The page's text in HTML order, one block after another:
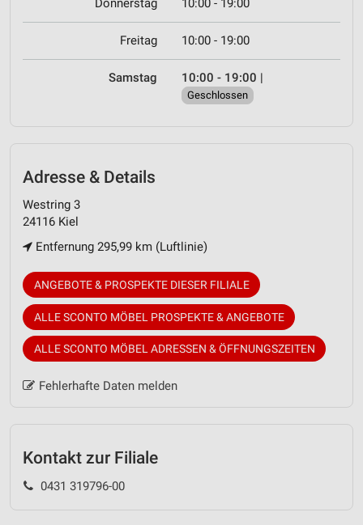
Freitag 10:00 - 19:00
Samstag 10:00 - 19:00 |
Geschlossen
Adresse & Details
Westring 3
24116 Kiel
Entfernung 295,99 km (Luftlinie)
ANGEBOTE & PROSPEKTE DIESER FILIALE
ALLE SCONTO MÖBEL PROSPEKTE & ANGEBOTE
ALLE SCONTO MÖBEL ADRESSEN & ÖFFNUNGSZEITEN
Fehlerhafte Daten melden
Kontakt zur Filiale
0431 319796-00